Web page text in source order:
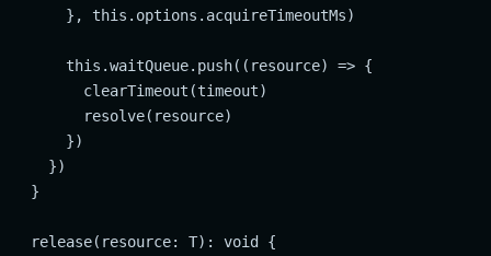
      }, this.options.acquireTimeoutMs)
      this.waitQueue.push((resource) => {
        clearTimeout(timeout)
        resolve(resource)
      })
    })
  }
  release(resource: T): void {